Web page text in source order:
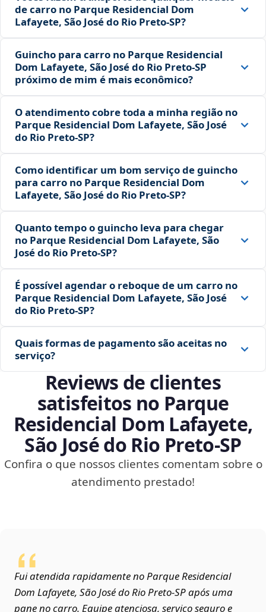
de carro no Parque Residencial Dom
Lafayete, São José do Rio Preto‑SP?
Guincho para carro no Parque Residencial
Dom Lafayete, São José do Rio Preto‑SP
próximo de mim é mais econômico?
O atendimento cobre toda a minha região no
Parque Residencial Dom Lafayete, São José
do Rio Preto‑SP?
Como identificar um bom serviço de guincho
para carro no Parque Residencial Dom
Lafayete, São José do Rio Preto‑SP?
Quanto tempo o guincho leva para chegar
no Parque Residencial Dom Lafayete, São
José do Rio Preto‑SP?
É possível agendar o reboque de um carro no
Parque Residencial Dom Lafayete, São José
do Rio Preto‑SP?
Quais formas de pagamento são aceitas no
serviço?
Reviews de clientes
satisfeitos no Parque
Residencial Dom Lafayete,
São José do Rio Preto‑SP
Confira o que nossos clientes comentam sobre o
atendimento prestado!
Fui atendida rapidamente no Parque Residencial
Dom Lafayete, São José do Rio Preto‑SP após uma
pane no carro. Equipe atenciosa, serviço seguro e